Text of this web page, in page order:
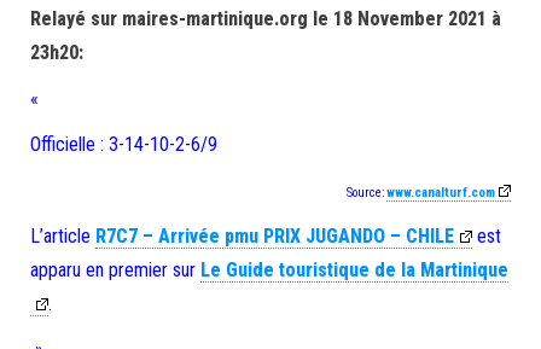
Relayé sur maires-martinique.org le 18 November 2021 à
23h20:
«
Officielle : 3-14-10-2-6/9
Source:www.canalturf.com
L’article R7C7 – Arrivée pmu PRIX JUGANDO – CHILE
est
apparu en premier sur Le Guide touristique de la Martinique
.